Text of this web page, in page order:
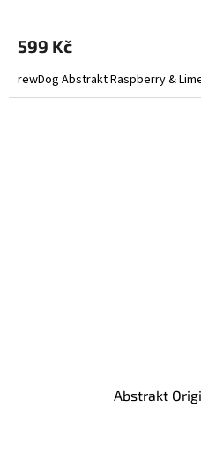
599 Kč
rewDog Abstrakt Raspberry &
Abstrakt